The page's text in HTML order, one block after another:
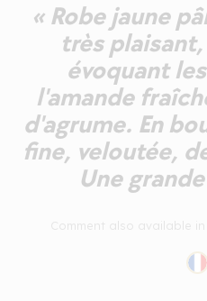
« Robe jaune
très
évoquant
l'amande
d'agrume. En
fine, veloutée,
Une